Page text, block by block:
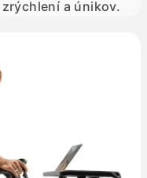
a únikov.